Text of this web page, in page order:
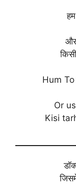
Hum
Or
Kisi